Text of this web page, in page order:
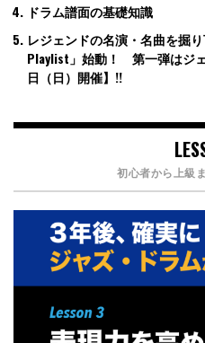
ドラム譜面の基礎知識
レジェンドの名演・名曲を掘
Playlist」始動！ 第一弾はジ
日（日）開催】!!
初心者から上級